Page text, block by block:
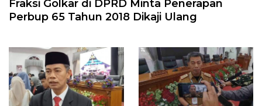
Fraksi Golkar di DPRD Minta Penerapan
Perbup 65 Tahun 2018 Dikaji Ulang